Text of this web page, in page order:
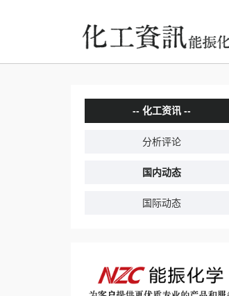
化工资讯
分析评论
国内动态
国际动态